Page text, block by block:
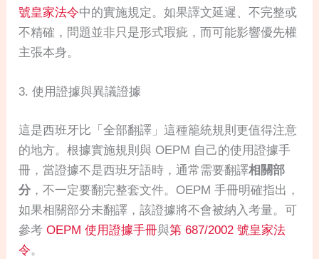
號皇家法令中的實施規定。如果譯文延遲、不完整或
不精確，問題並非只是形式瑕疵，而可能影響優先權
主張本身。
3. 使用證據與異議證據
這是西班牙比「全部翻譯」這種籠統規則更值得注意
的地方。根據實施規則與 OEPM 自己的使用證據手
冊，當證據不是西班牙語時，通常需要翻譯相關部
分 ，不一定要翻完整套文件。OEPM 手冊明確指出，
如果相關部分未翻譯，該證據將不會被納入考量。可
參考OEPM 使用證據手冊與第 687/2002 號皇家法
令。